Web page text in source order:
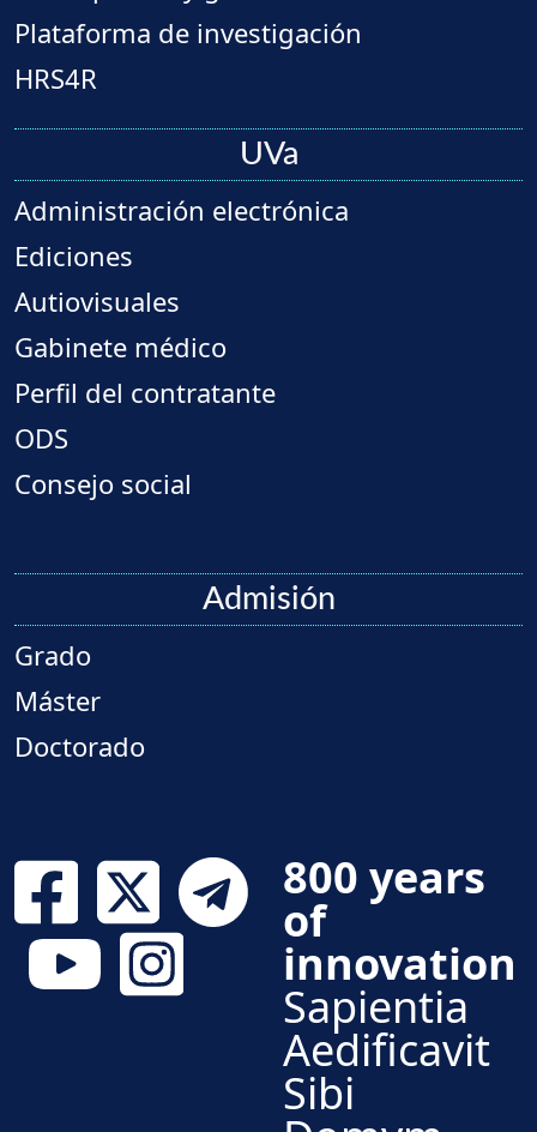
Plataforma de investigación
HRS4R
UVa
Administración electrónica
Ediciones
Autiovisuales
Gabinete médico
Perfil del contratante
ODS
Consejo social
Admisión
Grado
Máster
Doctorado
800 years
of
innovation
Sapientia
Aedificavit
Sibi